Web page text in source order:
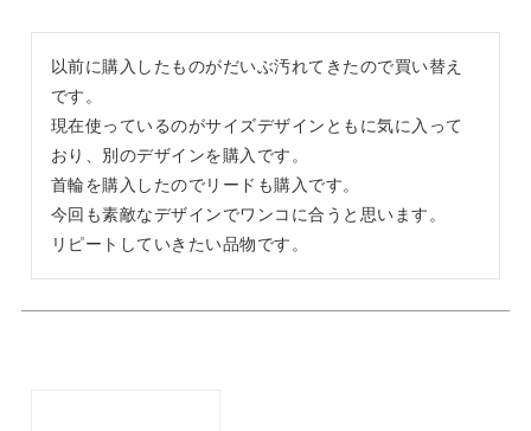
以前に購入したものがだいぶ汚れてきたので買い替え
です。
現在使っているのがサイズデザインともに気に入って
おり、別のデザインを購入です。
首輪を購入したのでリードも購入です。
今回も素敵なデザインでワンコに合うと思います。
リピートしていきたい品物です。